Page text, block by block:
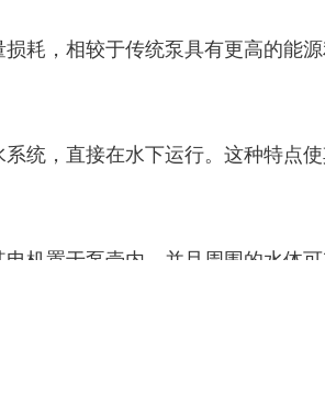
耗，相较于传统泵具有更高的能
统，直接在水下运行。这种特点
机置于泵壳内，并且周围的水体